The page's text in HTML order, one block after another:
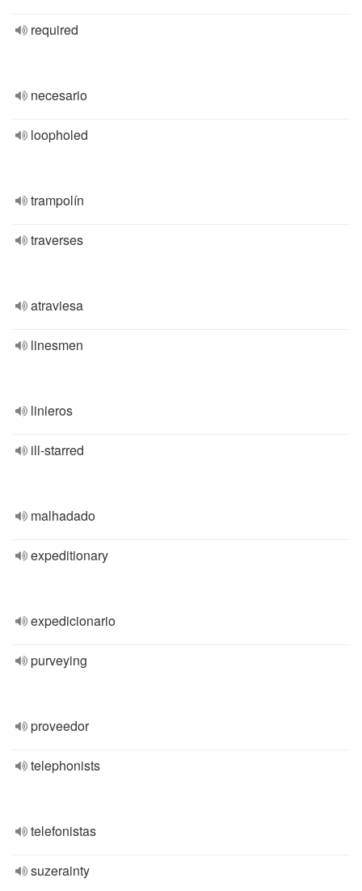
required
necesario
loopholed
trampolín
traverses
atraviesa
linesmen
linieros
ill-starred
malhadado
expeditionary
expedicionario
purveying
proveedor
telephonists
telefonistas
suzerainty